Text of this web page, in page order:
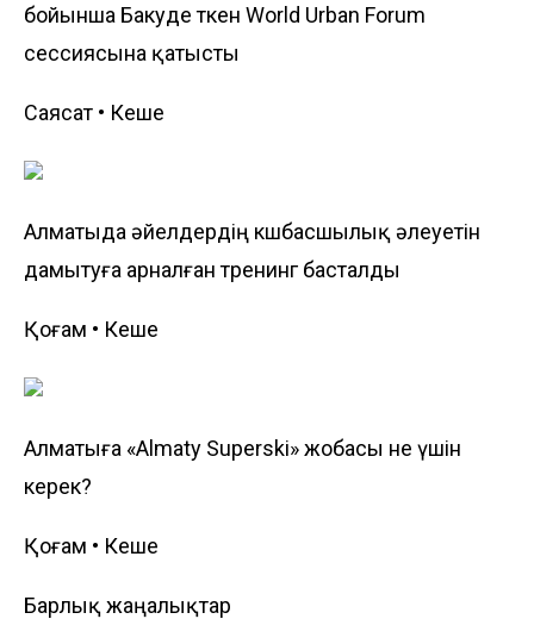
бойынша Бакуде өткен World Urban Forum
сессиясына қатысты
Саясат • Кеше
Алматыда әйелдердің көшбасшылық әлеуетін
дамытуға арналған тренинг басталды
Қоғам • Кеше
Алматыға «Almaty Superski» жобасы не үшін
керек?
Қоғам • Кеше
Барлық жаңалықтар